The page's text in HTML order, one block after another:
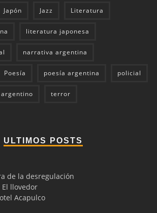
Japón Jazz Literatura
literatura japonesa
narrativa argentina
Poesía poesía argentina policial
terror
ULTIMOS POSTS
de la desregulación
llovedor
Acapulco